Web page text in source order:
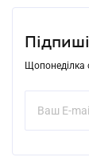
Щопонеділка